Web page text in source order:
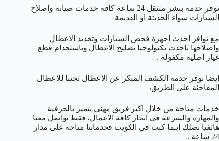
توفر خدمة بنشر متنقل 24 ساعة كافة خدمات صيانة واصلاح
السيارات سواء الحديثة او القديمة
مع توافر احدث اجهزة فحص السيارات وتحديد الاعطال
واصلاحها باحدث تكنولوجيا تصليح الاعطال وباستخدام قطع
غيار اصلية مكفولة .
ايضا نوفر خدمة الكشف المبكر عن الاعطال تجنبا للاعطال
المفاجئة على الطريق،
خدمات متاحة من خلال اكبر فريق مهني يتميز بالحرفية
والمهارة والسرعة في انجاز كافة الاعمال، فقط تواصل معنا
هاتفيا نصلك اينما كنت في الكويت فخدماتنا متاحة على مدار
24 ساعة .